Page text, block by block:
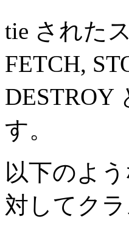
tie された
FETCH,
DESTROY
す。
以下のよ
対してク